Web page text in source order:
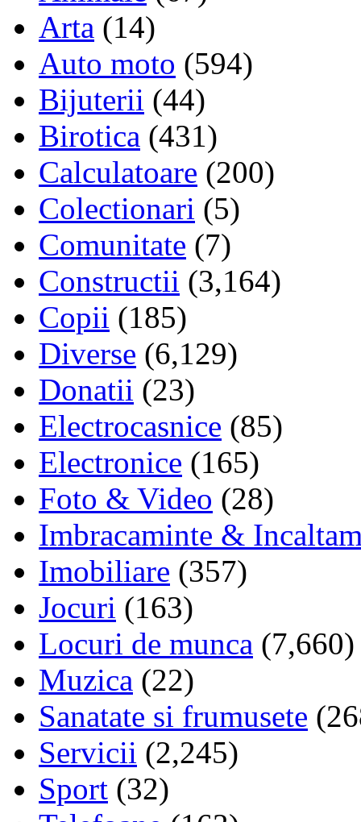
Arta (14)
Auto moto (594)
Bijuterii (44)
Birotica (431)
Calculatoare (200)
Colectionari (5)
Comunitate (7)
Constructii (3,164)
Copii (185)
Diverse (6,129)
Donatii (23)
Electrocasnice (85)
Electronice (165)
Foto & Video (28)
Imbracaminte &
Imobiliare (357)
Jocuri (163)
Locuri de munca (7,660)
Muzica (22)
Sanatate si frumusete
Servicii (2,245)
Sport (32)